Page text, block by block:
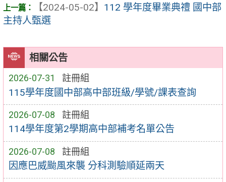
相關公告
2026-07-31 註冊組
115學年度國中部高中部班級/學號/課表查詢
2026-07-08 註冊組
114學年度第2學期高中部補考名單公告
2026-07-08 註冊組
因應巴威颱風來襲 分科測驗順延兩天
【2024-05-02】 112 學年度畢業典禮 國中部
主持人甄選